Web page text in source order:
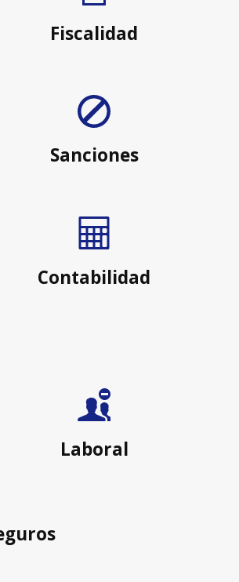
Fiscalidad
Sanciones
Contabilidad
Laboral